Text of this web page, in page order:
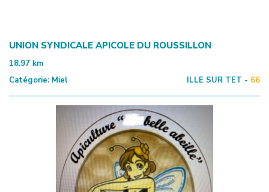
UNION SYNDICALE APICOLE DU ROUSSILLON
18.97 km
Catégorie: Miel ILLE SUR TET - 66